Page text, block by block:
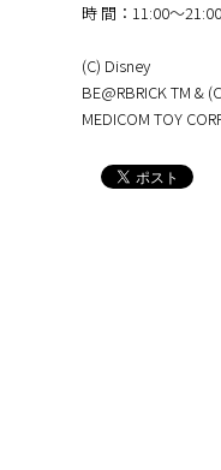
時 間：11:00～
(C) Disney
BE@RBRICK TM &
MEDICOM TOY